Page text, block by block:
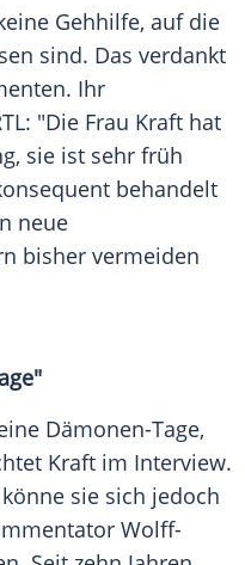
Gehhilfe, auf die
sind. Das verdankt
Ihr
"Die Frau Kraft hat
, sie ist sehr früh
behandelt
neue
bisher vermeiden
Dämonen-Tage,
Kraft im Interview.
sie sich jedoch
Wolff-